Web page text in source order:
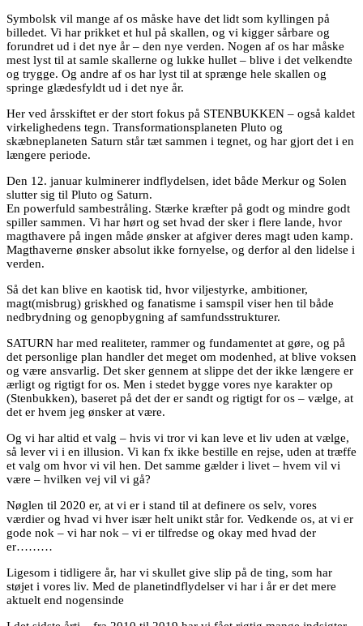
Symbolsk vil mange af os måske have det lidt som kyllingen på
billedet. Vi har prikket et hul på skallen, og vi kigger sårbare og
forundret ud i det nye år – den nye verden. Nogen af os har måske
mest lyst til at samle skallerne og lukke hullet – blive i det velkendte
og trygge. Og andre af os har lyst til at sprænge hele skallen og
springe glædesfyldt ud i det nye år.
Her ved årsskiftet er der stort fokus på STENBUKKEN – også kaldet
virkelighedens tegn. Transformationsplaneten Pluto og
skæbneplaneten Saturn står tæt sammen i tegnet, og har gjort det i en
længere periode.
Den 12. januar kulminerer indflydelsen, idet både Merkur og Solen
slutter sig til Pluto og Saturn.
En powerfuld sambestråling. Stærke kræfter på godt og mindre godt
spiller sammen. Vi har hørt og set hvad der sker i flere lande, hvor
magthavere på ingen måde ønsker at afgiver deres magt uden kamp.
Magthaverne ønsker absolut ikke fornyelse, og derfor al den lidelse i
verden.
Så det kan blive en kaotisk tid, hvor viljestyrke, ambitioner,
magt(misbrug) griskhed og fanatisme i samspil viser hen til både
nedbrydning og genopbygning af samfundsstrukturer.
SATURN har med realiteter, rammer og fundamentet at gøre, og på
det personlige plan handler det meget om modenhed, at blive voksen
og være ansvarlig. Det sker gennem at slippe det der ikke længere er
ærligt og rigtigt for os. Men i stedet bygge vores nye karakter op
(Stenbukken), baseret på det der er sandt og rigtigt for os – vælge, at
det er hvem jeg ønsker at være.
Og vi har altid et valg – hvis vi tror vi kan leve et liv uden at vælge,
så lever vi i en illusion. Vi kan fx ikke bestille en rejse, uden at træffe
et valg om hvor vi vil hen. Det samme gælder i livet – hvem vil vi
være – hvilken vej vil vi gå?
Nøglen til 2020 er, at vi er i stand til at definere os selv, vores
værdier og hvad vi hver især helt unikt står for. Vedkende os, at vi er
gode nok – vi har nok – vi er tilfredse og okay med hvad der
er………
Ligesom i tidligere år, har vi skullet give slip på de ting, som har
støjet i vores liv. Med de planetindflydelser vi har i år er det mere
aktuelt end nogensinde